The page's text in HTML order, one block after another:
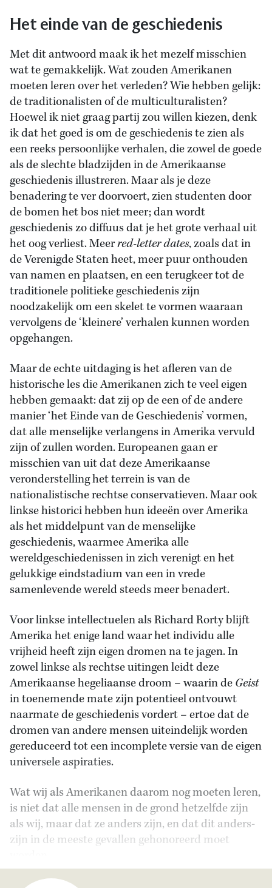
Het einde van de geschiedenis
Met dit antwoord maak ik het mezelf misschien
wat te gemakkelijk. Wat zouden Amerikanen
moeten leren over het verleden? Wie hebben gelijk:
de traditionalisten of de multiculturalisten?
Hoewel ik niet graag partij zou willen kiezen, denk
ik dat het goed is om de geschiedenis te zien als
een reeks persoonlijke verhalen, die zowel de goede
als de slechte bladzijden in de Amerikaanse
geschiedenis illustreren. Maar als je deze
benadering te ver doorvoert, zien studenten door
de bomen het bos niet meer; dan wordt
geschiedenis zo diffuus dat je het grote verhaal uit
het oog verliest. Meerred-letter dates, zoals dat in
de Verenigde Staten heet, meer puur onthouden
van namen en plaatsen, en een terugkeer tot de
traditionele politieke geschiedenis zijn
noodzakelijk om een skelet te vormen waaraan
vervolgens de ‘kleinere’ verhalen kunnen worden
opgehangen.
Maar de echte uitdaging is het afleren van de
historische les die Amerikanen zich te veel eigen
hebben gemaakt: dat zij op de een of de andere
manier ‘het Einde van de Geschiedenis’ vormen,
dat alle menselijke verlangens in Amerika vervuld
zijn of zullen worden. Europeanen gaan er
misschien van uit dat deze Amerikaanse
veronderstelling het terrein is van de
nationalistische rechtse conservatieven. Maar ook
linkse historici hebben hun ideeën over Amerika
als het middelpunt van de menselijke
geschiedenis, waarmee Amerika alle
wereldgeschiedenissen in zich verenigt en het
gelukkige eindstadium van een in vrede
samenlevende wereld steeds meer benadert.
Voor linkse intellectuelen als Richard Rorty blijft
Amerika het enige land waar het individu alle
vrijheid heeft zijn eigen dromen na te jagen. In
zowel linkse als rechtse uitingen leidt deze
Amerikaanse hegeliaanse droom – waarin deGeist
in toenemende mate zijn potentieel ontvouwt
naarmate de geschiedenis vordert – ertoe dat de
dromen van andere mensen uiteindelijk worden
gereduceerd tot een incomplete versie van de eigen
universele aspiraties.
Wat wij als Amerikanen daarom nog moeten leren,
is niet dat alle mensen in de grond hetzelfde zijn
als wij, maar dat ze anders zijn, en dat dit anders-
zijn in de meeste gevallen gehonoreerd moet